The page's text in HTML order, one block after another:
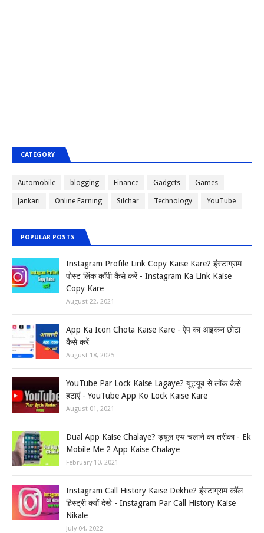
CATEGORY
Automobile blogging Finance Gadgets Games
Jankari Online Earning Silchar Technology YouTube
POPULAR POSTS
Instagram Profile Link Copy Kaise Kare? इंस्टाग्राम
पोस्ट लिंक कॉपी कैसे करें - Instagram Ka Link Kaise
Copy Kare
August 22, 2021
App Ka Icon Chota Kaise Kare - ऐप का आइकन छोटा
कैसे करें
August 18, 2025
YouTube Par Lock Kaise Lagaye? यूट्यूब से लॉक कैसे
हटाएं - YouTube App Ko Lock Kaise Kare
August 01, 2021
Dual App Kaise Chalaye? ड्यूल एप्प चलाने का तरीका - Ek
Mobile Me 2 App Kaise Chalaye
February 10, 2021
Instagram Call History Kaise Dekhe? इंस्टाग्राम कॉल
हिस्ट्री क्यों देखे - Instagram Par Call History Kaise
Nikale
July 04, 2022